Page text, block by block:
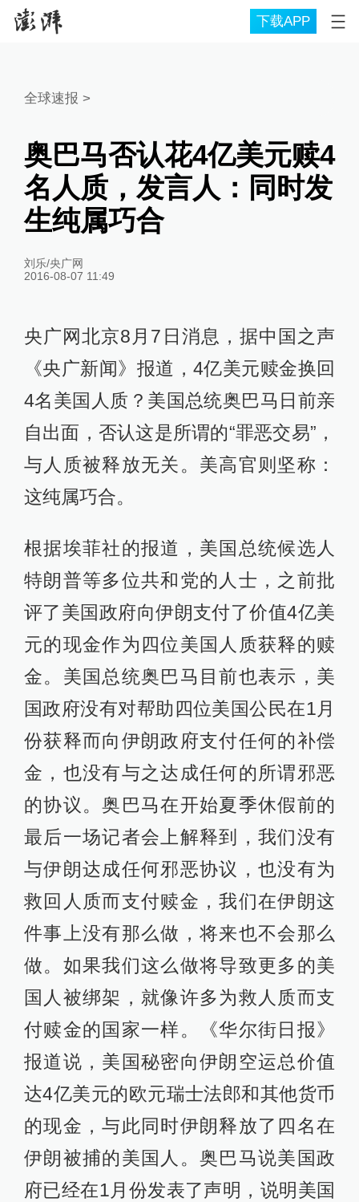
下载APP
全球速报 >
奥巴马否认花4亿美元赎4
名人质，发言人：同时发
生纯属巧合
刘乐/央广网
2016-08-07 11:49
央广网北京8月7日消息，据中国之声
《央广新闻》报道，4亿美元赎金换回
4名美国人质？美国总统奥巴马日前亲
自出面，否认这是所谓的“罪恶交易”，
与人质被释放无关。美高官则坚称：
这纯属巧合。
根据埃菲社的报道，美国总统候选人
特朗普等多位共和党的人士，之前批
评了美国政府向伊朗支付了价值4亿美
元的现金作为四位美国人质获释的赎
金。美国总统奥巴马目前也表示，美
国政府没有对帮助四位美国公民在1月
份获释而向伊朗政府支付任何的补偿
金，也没有与之达成任何的所谓邪恶
的协议。奥巴马在开始夏季休假前的
最后一场记者会上解释到，我们没有
与伊朗达成任何邪恶协议，也没有为
救回人质而支付赎金，我们在伊朗这
件事上没有那么做，将来也不会那么
做。如果我们这么做将导致更多的美
国人被绑架，就像许多为救人质而支
付赎金的国家一样。《华尔街日报》
报道说，美国秘密向伊朗空运总价值
达4亿美元的欧元瑞士法郎和其他货币
的现金，与此同时伊朗释放了四名在
伊朗被捕的美国人。奥巴马说美国政
府已经在1月份发表了声明，说明美国